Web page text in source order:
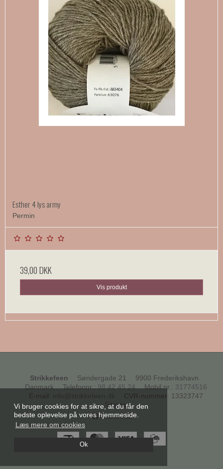
Vi bruger cookies for at sikre, at du får den
bedste oplevelse på vores hjemmeside.
Læs mere om cookies
Ok
Esther 4 lys army
Permin
39,00 DKK
Vis produkt
Strikkefeen Søndergade 21
9900 Frederikshavn
Danmark
Telefonnr.: 98 42 45 24 Mobil nr. : 31774516
E-mail
CVR-nummer: 13323747
Sitemap
Facebook